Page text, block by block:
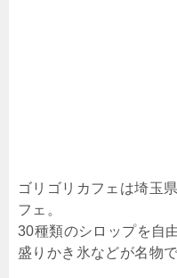
ゴリゴリカフェは埼玉
フェ。
30種類のシロップを自
盛りかき氷などが名物で